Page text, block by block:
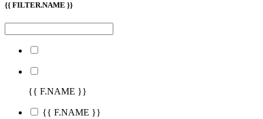
{{ FILTER.NAME }}
{{ F.NAME }}
{{ F.NAME }}